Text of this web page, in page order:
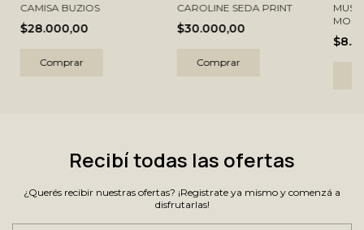
CAMISA BUZIOS
$28.000,00
Comprar
CAROLINE SEDA PRINT
$30.000,00
Comprar
Recibí todas las ofertas
¿Querés recibir nuestras ofertas? ¡Registrate ya mismo y comenzá a
disfrutarlas!